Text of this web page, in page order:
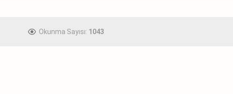
Okunma Sayısı: 1043